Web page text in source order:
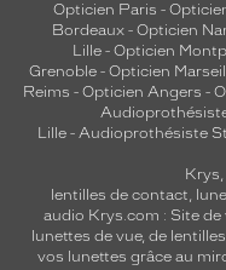
Opticien Paris -
Bordeaux- Opticien
Lille - Opticien
Grenoble - Opticien
Reims - Opticien Angers -
Lille- Audioprothésiste
lentilles de contact,
audio Krys.com : Site
lunettes de vue, de
vos lunettes grâce au